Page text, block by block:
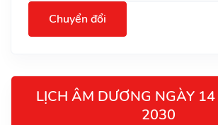
Chuyển đổi
LỊCH ÂM DƯƠNG NGÀY
2030